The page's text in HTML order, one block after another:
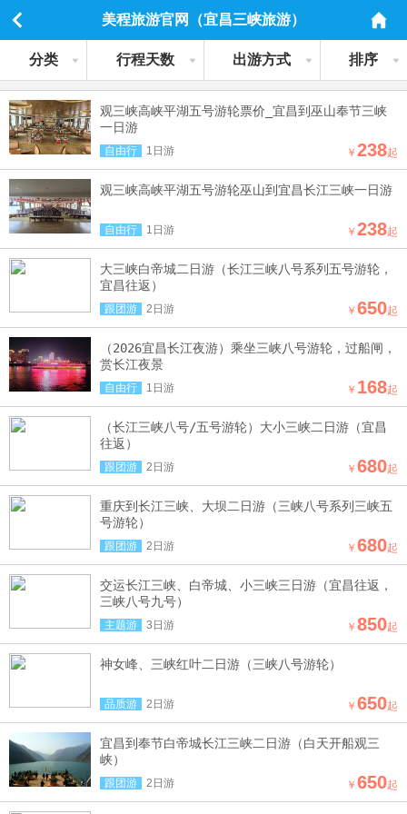
美程旅游官网（宜昌三峡旅游）
分类 行程天数 出游方式 排序
观三峡高峡平湖五号游轮票价_宜昌到巫山奉节三峡
一日游
自由行 1日游 ￥ 238起
观三峡高峡平湖五号游轮巫山到宜昌长江三峡一日游
自由行 1日游 ￥ 238起
大三峡白帝城二日游（长江三峡八号系列五号游轮，
宜昌往返）
跟团游 2日游 ￥ 650起
（2026宜昌长江夜游）乘坐三峡八号游轮，过船闸，
赏长江夜景
自由行 1日游 ￥ 168起
（长江三峡八号/五号游轮）大小三峡二日游（宜昌
往返）
跟团游 2日游 ￥ 680起
重庆到长江三峡、大坝二日游（三峡八号系列三峡五
号游轮）
跟团游 2日游 ￥ 680起
交运长江三峡、白帝城、小三峡三日游（宜昌往返，
三峡八号九号）
主题游 3日游 ￥ 850起
神女峰、三峡红叶二日游（三峡八号游轮）
品质游 2日游 ￥ 650起
宜昌到奉节白帝城长江三峡二日游（白天开船观三
峡）
跟团游 2日游 ￥ 650起